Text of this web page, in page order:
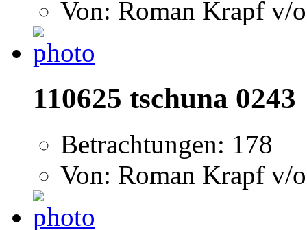
Von: Roman Krapf v/
110625 tschuna 0243
Betrachtungen: 178
Von: Roman Krapf v/